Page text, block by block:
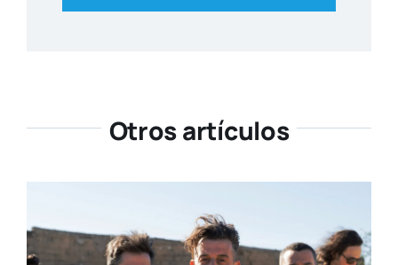
Otros artículos